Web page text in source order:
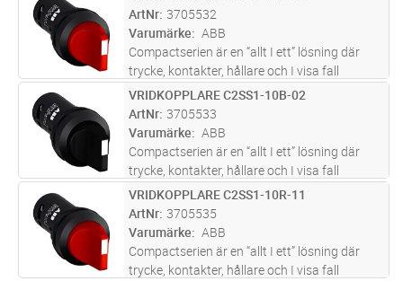
Compactserein finns i en mängd olika
produkttyper såsom: tryckknappar, si
mer
ArtNr 3705532
Varumärke
ABB
Compactserien är en “allt I ett” lösning där
trycke, kontakter, hållare och I visa fall
ljuskälla är inkluderade I en enhet.
Compactserein finns i en mängd olika
produkttyper såsom: tryckknappar, si
mer
ST Lägg i kundvagn
VRIDKOPPLARE C2SS1-10B-02
ArtNr 3705533
Varumärke
ABB
Compactserien är en “allt I ett” lösning där
trycke, kontakter, hållare och I visa fall
ljuskälla är inkluderade I en enhet.
Compactserein finns i en mängd olika
produkttyper såsom: tryckknappar, si
mer
ST Lägg i kundvagn
VRIDKOPPLARE C2SS1-10R-11
ArtNr 3705535
Varumärke
ABB
Compactserien är en “allt I ett” lösning där
trycke, kontakter, hållare och I visa fall